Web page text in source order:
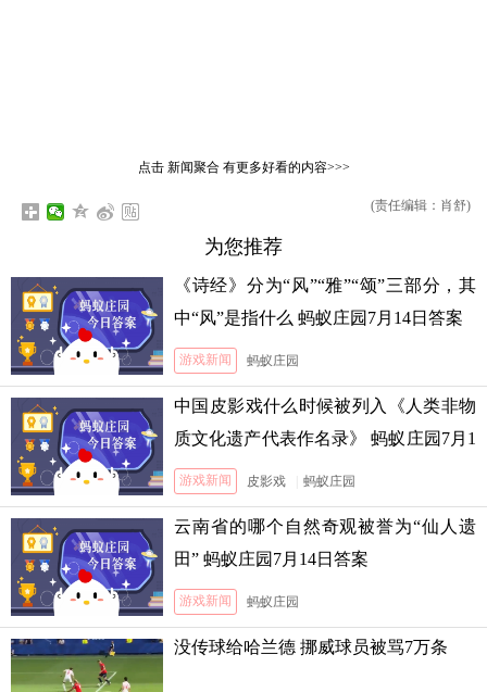
点击 新闻聚合有更多好看的内容>>>
(责任编辑：肖舒)
为您推荐
《诗经》分为“风”“雅”“颂”三部分，其
中“风”是指什么 蚂蚁庄园7月14日答案
游戏新闻 蚂蚁庄园
中国皮影戏什么时候被列入《人类非物
质文化遗产代表作名录》 蚂蚁庄园7月1
3日答案
游戏新闻 皮影戏 蚂蚁庄园
云南省的哪个自然奇观被誉为“仙人遗
田” 蚂蚁庄园7月14日答案
游戏新闻 蚂蚁庄园
没传球给哈兰德 挪威球员被骂7万条